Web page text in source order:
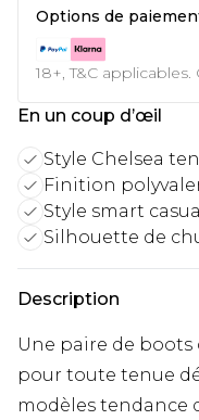
Options de
18+, T&C
En un coup d’œil
Style Chelsea
Finition
Style smart
Silhouette de
Description
Une paire de
pour toute tenue
modèles tendance